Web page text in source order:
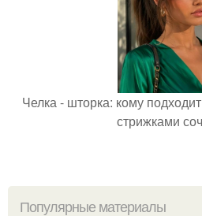
Челка - шторка: кому
стрижками
Популярные материалы